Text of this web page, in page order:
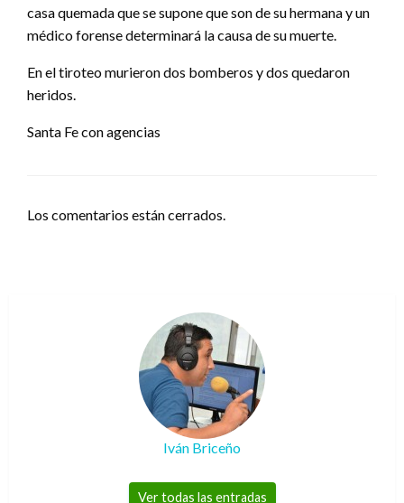
casa quemada que se supone que son de su hermana y un
médico forense determinará la causa de su muerte.
En el tiroteo murieron dos bomberos y dos quedaron
heridos.
Santa Fe con agencias
Los comentarios están cerrados.
Iván Briceño
Ver todas las entradas